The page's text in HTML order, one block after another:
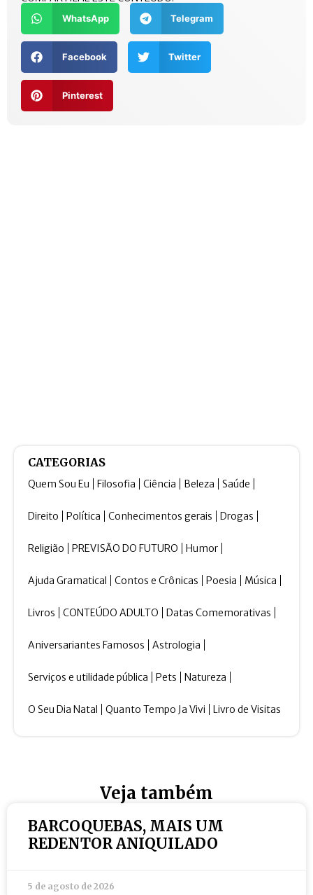
WhatsApp Telegram
Facebook Twitter
Pinterest
CATEGORIAS
Quem Sou Eu Filosofia Ciência Beleza Saúde
Direito Política Conhecimentos gerais Drogas
Religião PREVISÃO DO FUTURO Humor
Ajuda Gramatical Contos e Crônicas Poesia Música
Livros CONTEÚDO ADULTO Datas Comemorativas
Aniversariantes Famosos Astrologia
Serviços e utilidade pública Pets Natureza
O Seu Dia Natal Quanto Tempo Ja Vivi Livro de Visitas
Veja também
BARCOQUEBAS, MAIS UM
REDENTOR ANIQUILADO
5 de agosto de 2026